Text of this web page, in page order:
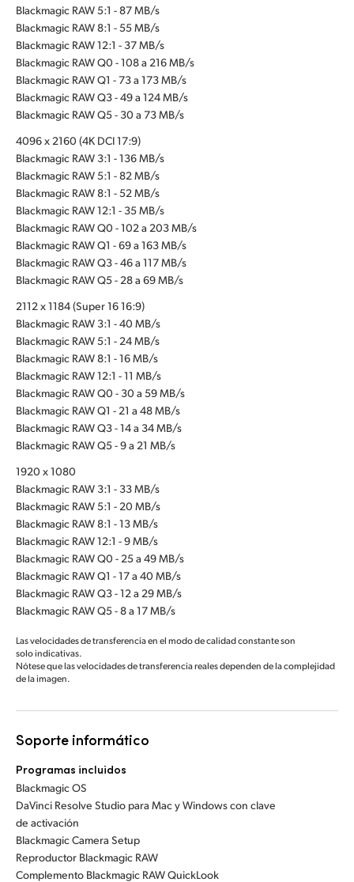
Blackmagic RAW 5:1 - 87 MB/s
Blackmagic RAW 8:1 - 55 MB/s
Blackmagic RAW 12:1 - 37 MB/s
Blackmagic RAW Q0 - 108 a 216 MB/s
Blackmagic RAW Q1 - 73 a 173 MB/s
Blackmagic RAW Q3 - 49 a 124 MB/s
Blackmagic RAW Q5 - 30 a 73 MB/s
4096 x 2160 (4K DCI 17:9)
Blackmagic RAW 3:1 - 136 MB/s
Blackmagic RAW 5:1 - 82 MB/s
Blackmagic RAW 8:1 - 52 MB/s
Blackmagic RAW 12:1 - 35 MB/s
Blackmagic RAW Q0 - 102 a 203 MB/s
Blackmagic RAW Q1 - 69 a 163 MB/s
Blackmagic RAW Q3 - 46 a 117 MB/s
Blackmagic RAW Q5 - 28 a 69 MB/s
2112 x 1184 (Super 16 16:9)
Blackmagic RAW 3:1 - 40 MB/s
Blackmagic RAW 5:1 - 24 MB/s
Blackmagic RAW 8:1 - 16 MB/s
Blackmagic RAW 12:1 - 11 MB/s
Blackmagic RAW Q0 - 30 a 59 MB/s
Blackmagic RAW Q1 - 21 a 48 MB/s
Blackmagic RAW Q3 - 14 a 34 MB/s
Blackmagic RAW Q5 - 9 a 21 MB/s
1920 x 1080
Blackmagic RAW 3:1 - 33 MB/s
Blackmagic RAW 5:1 - 20 MB/s
Blackmagic RAW 8:1 - 13 MB/s
Blackmagic RAW 12:1 - 9 MB/s
Blackmagic RAW Q0 - 25 a 49 MB/s
Blackmagic RAW Q1 - 17 a 40 MB/s
Blackmagic RAW Q3 - 12 a 29 MB/s
Blackmagic RAW Q5 - 8 a 17 MB/s
Las velocidades de transferencia en el modo de calidad constante son
solo indicativas.
Nótese que las velocidades de transferencia reales dependen de la complejidad
de la imagen.
Soporte informático
Programas incluidos
Blackmagic OS
DaVinci Resolve Studio para Mac y Windows con clave
de activación
Blackmagic Camera Setup
Reproductor Blackmagic RAW
Complemento Blackmagic RAW QuickLook